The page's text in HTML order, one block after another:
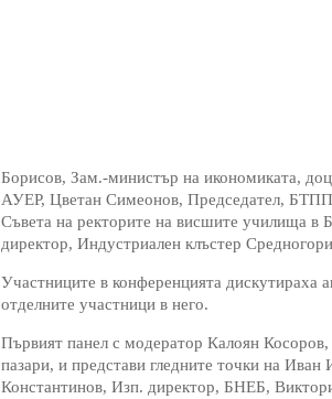
Борисов, Зам.-министър на икономиката,
АУЕР, Цветан Симеонов, Председател,
Съвета на ректорите на висшите училища
директор, Индустриален клъстер
Участниците в конференцията дискутираха
отделните участници в него.
Първият панел с модератор Калоян
пазари, и представи гледните точки на
Константинов, Изп. директор, БНЕБ,